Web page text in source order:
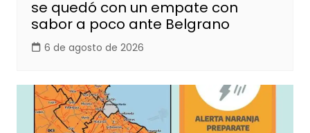
se quedó con un empate con
sabor a poco ante Belgrano
6 de agosto de 2026